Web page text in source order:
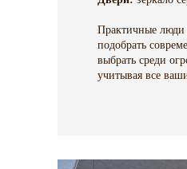
Практичные люди
подобрать
выбрать среди
учитывая все